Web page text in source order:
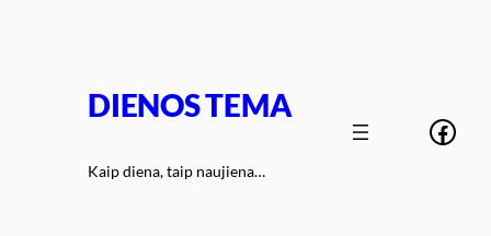
DIENOS TEMA
Kaip diena, taip naujiena…